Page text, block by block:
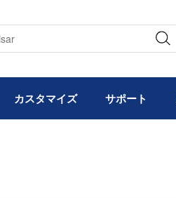
カスタマイズ サポート